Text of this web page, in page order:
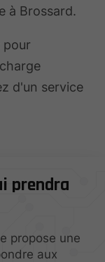
à Brossard.
pour
d'un service
prendra
propose une
aux